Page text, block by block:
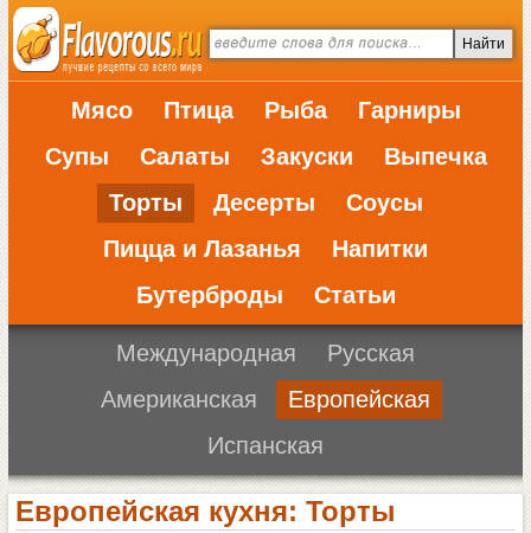
Мясо Птица Рыба
Гарниры
Супы
Салаты Закуски
Выпечка
Торты
Десерты
Соусы
Пицца и Лазанья
Напитки
Бутерброды
Статьи
Международная
Русская
Американская
Европейская
Испанская
Европейская кухня: Торты